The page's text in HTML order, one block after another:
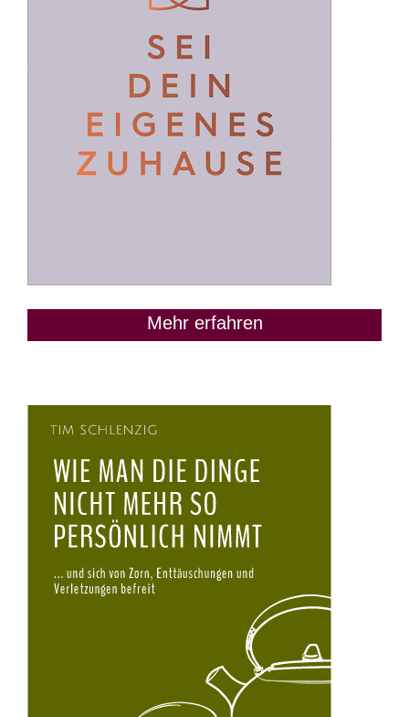
Mehr erfahren